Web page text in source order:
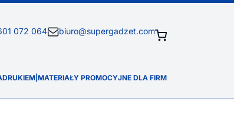
072 064 biuro@supergadzet.com
MATERIAŁY PROMOCYJNE DLA FIRM